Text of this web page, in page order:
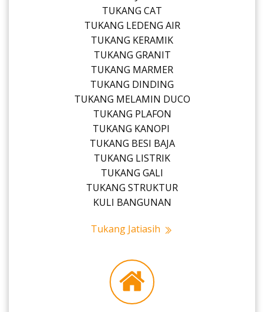
TUKANG CAT
TUKANG LEDENG AIR
TUKANG KERAMIK
TUKANG GRANIT
TUKANG MARMER
TUKANG DINDING
TUKANG MELAMIN DUCO
TUKANG PLAFON
TUKANG KANOPI
TUKANG BESI BAJA
TUKANG LISTRIK
TUKANG GALI
TUKANG STRUKTUR
KULI BANGUNAN
Tukang Jatiasih